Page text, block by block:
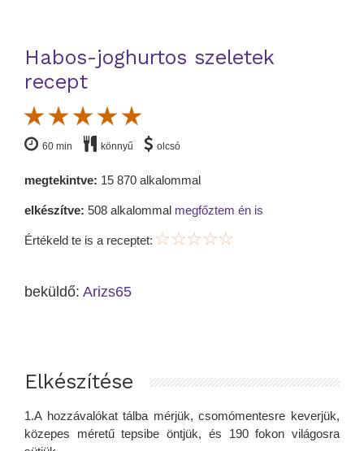
Habos-joghurtos szeletek
recept
60 min könnyű olcsó
megtekintve: 15 870 alkalommal
elkészítve: 508 alkalommal megfőztem én is
Értékeld te is a receptet:
beküldő: Arizs65
Elkészítése
1.A hozzávalókat tálba mérjük, csomómentesre keverjük,
közepes méretű tepsibe öntjük, és 190 fokon világosra